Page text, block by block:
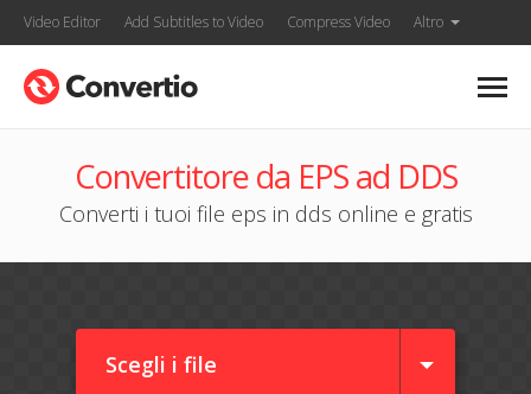
Video Editor Add Subtitles to Video Compress Video Altro
Convertitore da EPS ad DDS
Converti i tuoi file eps in dds online e gratis
Scegli i file